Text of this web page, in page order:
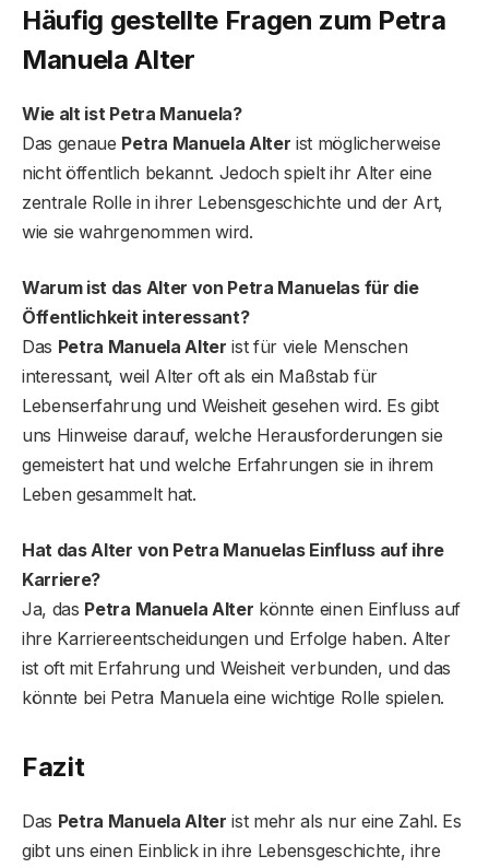
Häufig gestellte Fragen zum Petra
Manuela Alter
Wie alt ist Petra Manuela?
Das genaue Petra Manuela Alter ist möglicherweise
nicht öffentlich bekannt. Jedoch spielt ihr Alter eine
zentrale Rolle in ihrer Lebensgeschichte und der Art,
wie sie wahrgenommen wird.
Warum ist das Alter von Petra Manuelas für die
Öffentlichkeit interessant?
Das Petra Manuela Alter ist für viele Menschen
interessant, weil Alter oft als ein Maßstab für
Lebenserfahrung und Weisheit gesehen wird. Es gibt
uns Hinweise darauf, welche Herausforderungen sie
gemeistert hat und welche Erfahrungen sie in ihrem
Leben gesammelt hat.
Hat das Alter von Petra Manuelas Einfluss auf ihre
Karriere?
Ja, das Petra Manuela Alter könnte einen Einfluss auf
ihre Karriereentscheidungen und Erfolge haben. Alter
ist oft mit Erfahrung und Weisheit verbunden, und das
könnte bei Petra Manuela eine wichtige Rolle spielen.
Fazit
Das Petra Manuela Alter ist mehr als nur eine Zahl. Es
gibt uns einen Einblick in ihre Lebensgeschichte, ihre